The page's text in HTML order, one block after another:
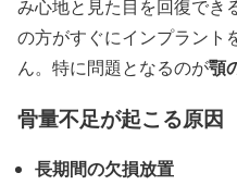
み心地と見た目を回復でき
の方がすぐにインプラント
ん。特に問題となるのが顎
骨量不足が起こる原因
長期間の欠損放置